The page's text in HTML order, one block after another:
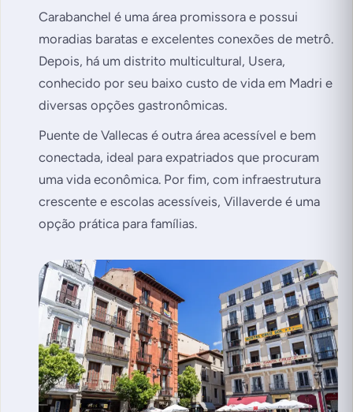
Carabanchel é uma área promissora e possui
moradias baratas e excelentes conexões de metrô.
Depois, há um distrito multicultural, Usera,
conhecido por seu baixo custo de vida em Madri e
diversas opções gastronômicas.
Puente de Vallecas é outra área acessível e bem
conectada, ideal para expatriados que procuram
uma vida econômica. Por fim, com infraestrutura
crescente e escolas acessíveis, Villaverde é uma
opção prática para famílias.